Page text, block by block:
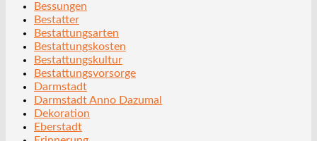
Bessungen
Bestatter
Bestattungsarten
Bestattungskosten
Bestattungskultur
Bestattungsvorsorge
Darmstadt
Darmstadt Anno Dazumal
Dekoration
Eberstadt